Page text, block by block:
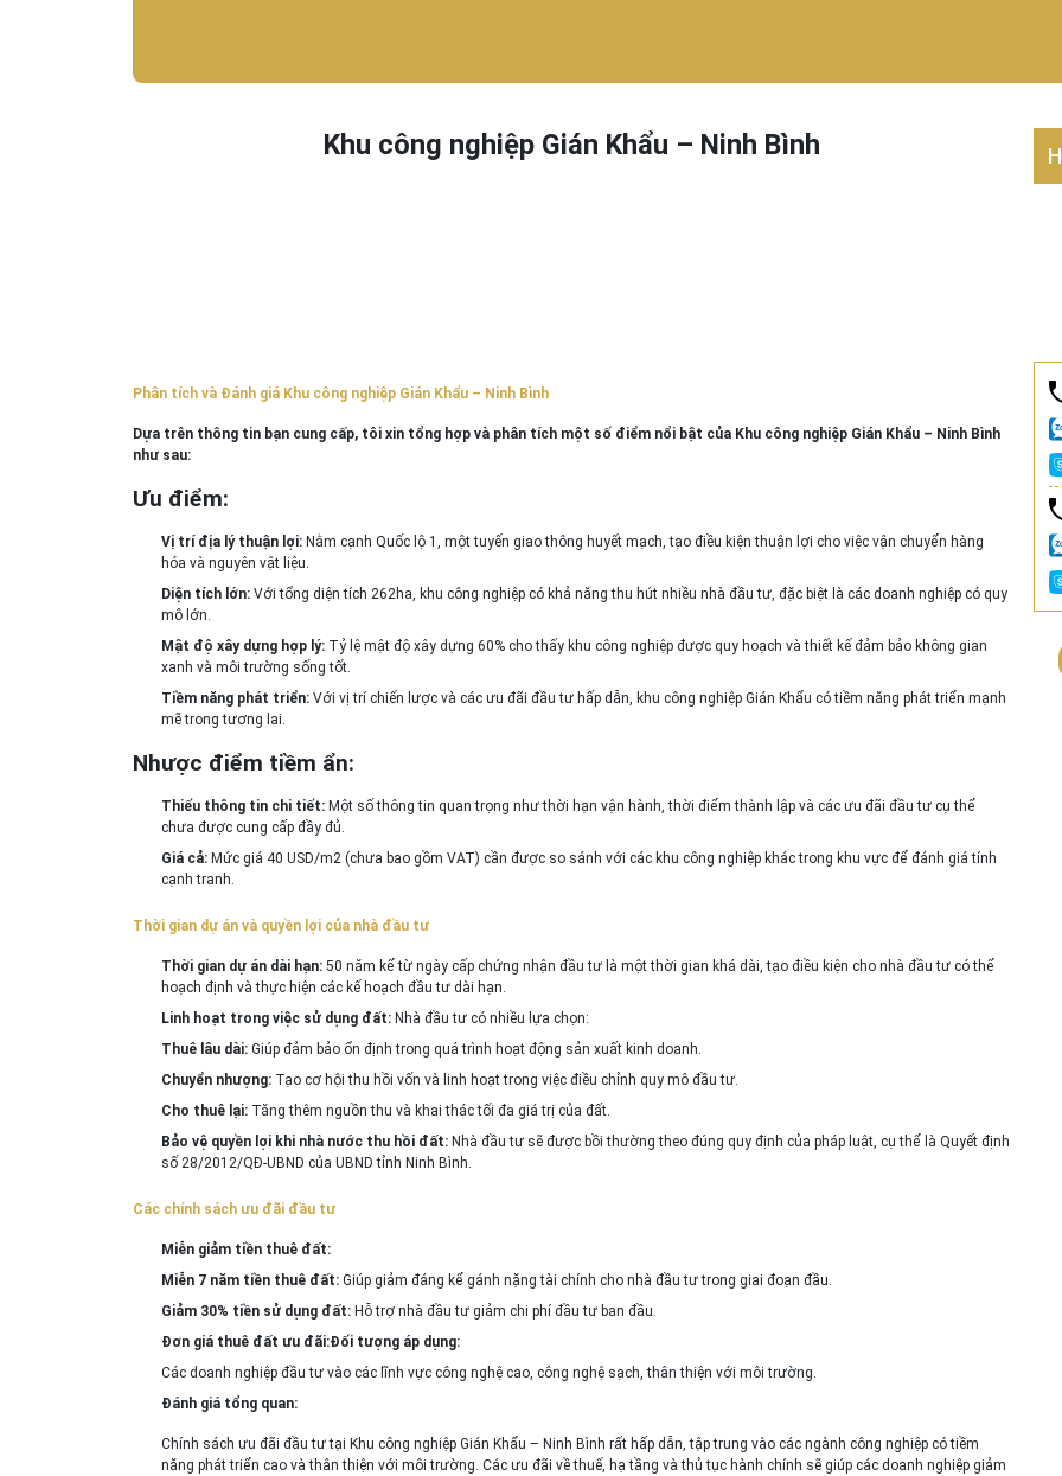
Khu công nghiệp Gián Khẩu – Ninh Bình
Phân tích và Đánh giá Khu công nghiệp Gián Khẩu – Ninh Bình
Dựa trên thông tin bạn cung cấp, tôi xin tổng hợp và phân tích một số điểm nổi bật của Khu công nghiệp Gián Khẩu – Ninh Bình
như sau:
Ưu điểm:
Vị trí địa lý thuận lợi:Nằm cạnh Quốc lộ 1, một tuyến giao thông huyết mạch, tạo điều kiện thuận lợi cho việc vận chuyển hàng
hóa và nguyên vật liệu.
Diện tích lớn:Với tổng diện tích 262ha, khu công nghiệp có khả năng thu hút nhiều nhà đầu tư, đặc biệt là các doanh nghiệp có quy
mô lớn.
Mật độ xây dựng hợp lý:Tỷ lệ mật độ xây dựng 60% cho thấy khu công nghiệp được quy hoạch và thiết kế đảm bảo không gian
xanh và môi trường sống tốt.
Tiềm năng phát triển:Với vị trí chiến lược và các ưu đãi đầu tư hấp dẫn, khu công nghiệp Gián Khẩu có tiềm năng phát triển mạnh
mẽ trong tương lai.
Nhược điểm tiềm ẩn:
Thiếu thông tin chi tiết:Một số thông tin quan trọng như thời hạn vận hành, thời điểm thành lập và các ưu đãi đầu tư cụ thể
chưa được cung cấp đầy đủ.
Giá cả:Mức giá 40 USD/m2 (chưa bao gồm VAT) cần được so sánh với các khu công nghiệp khác trong khu vực để đánh giá tính
cạnh tranh.
Thời gian dự án và quyền lợi của nhà đầu tư
Thời gian dự án dài hạn:50 năm kể từ ngày cấp chứng nhận đầu tư là một thời gian khá dài, tạo điều kiện cho nhà đầu tư có thể
hoạch định và thực hiện các kế hoạch đầu tư dài hạn.
Linh hoạt trong việc sử dụng đất:Nhà đầu tư có nhiều lựa chọn:
Thuê lâu dài:Giúp đảm bảo ổn định trong quá trình hoạt động sản xuất kinh doanh.
Chuyển nhượng:Tạo cơ hội thu hồi vốn và linh hoạt trong việc điều chỉnh quy mô đầu tư.
Cho thuê lại:Tăng thêm nguồn thu và khai thác tối đa giá trị của đất.
Bảo vệ quyền lợi khi nhà nước thu hồi đất:Nhà đầu tư sẽ được bồi thường theo đúng quy định của pháp luật, cụ thể là Quyết định
số 28/2012/QĐ-UBND của UBND tỉnh Ninh Bình.
Các chính sách ưu đãi đầu tư
Miễn giảm tiền thuê đất:
Miễn 7 năm tiền thuê đất:Giúp giảm đáng kể gánh nặng tài chính cho nhà đầu tư trong giai đoạn đầu.
Giảm 30% tiền sử dụng đất:Hỗ trợ nhà đầu tư giảm chi phí đầu tư ban đầu.
Đơn giá thuê đất ưu đãi:Đối tượng áp dụng:
Các doanh nghiệp đầu tư vào các lĩnh vực công nghệ cao, công nghệ sạch, thân thiện với môi trường.
Đánh giá tổng quan:
Chính sách ưu đãi đầu tư tại Khu công nghiệp Gián Khẩu – Ninh Bình rất hấp dẫn, tập trung vào các ngành công nghiệp có tiềm
năng phát triển cao và thân thiện với môi trường. Các ưu đãi về thuế, hạ tầng và thủ tục hành chính sẽ giúp các doanh nghiệp giảm